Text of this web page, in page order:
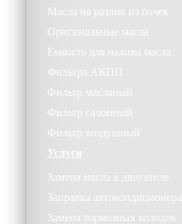
Масла на разлив из бочек
Оригинальные масла
Ёмкость для налива масла
Фильтра АКПП
Фильтр масляный
Фильтр салонный
Фильтр воздушный
Услуги
Замена масла в двигателе
Заправка автокондиционера
Замена тормозных колодок